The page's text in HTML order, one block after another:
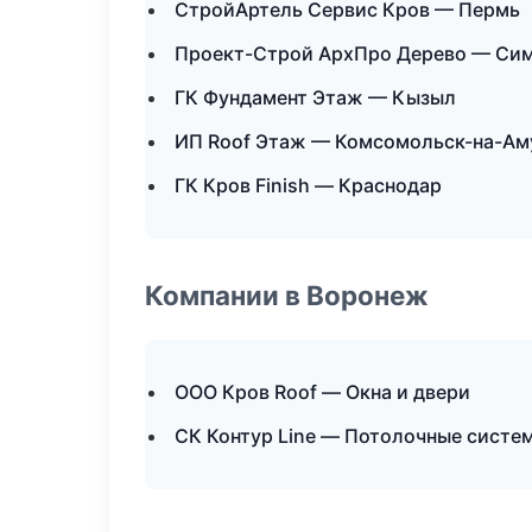
СтройАртель Сервис Кров — Пермь
Проект-Строй АрхПро Дерево —
ГК Фундамент Этаж — Кызыл
ИП Roof Этаж — Комсомольск-на-
ГК Кров Finish — Краснодар
Компании в Воронеж
ООО Кров Roof — Окна и двери
СК Контур Line — Потолочные